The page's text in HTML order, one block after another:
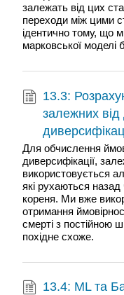
залежать від цих
переходи між цими
ідентично тому, що
марковської моделі
13.3:
залежних
Для обчислення
диверсифікації,
використовується
які рухаються назад
кореня. Ми вже
отримання
смерті з постійною
похідне схоже.
13.4: ML та